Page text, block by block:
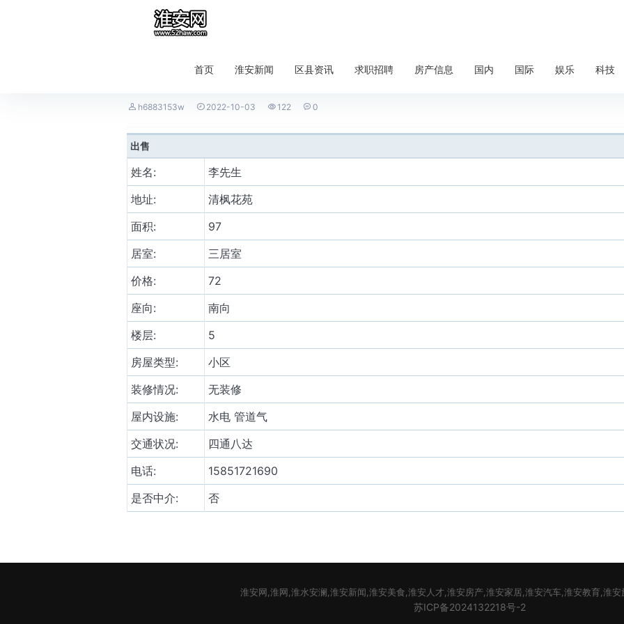
首页 淮安新闻 区县资讯 求职招聘 房产信息 国内 国际 娱乐 科技
 h6883153w  2022-10-03 122  0
出售
姓名:
李先生
地址:
清枫花苑
面积:
97
居室:
三居室
价格:
72
座向:
南向
楼层:
5
房屋类型:
小区
装修情况:
无装修
屋内设施:
水电 管道气
交通状况:
四通八达
电话:
15851721690
是否中介:
否
淮安网,淮网,淮水安澜,淮安新闻,淮安美食,淮安人才,淮安房产,淮安家居,淮安汽车,淮安教育,淮安
苏ICP备2024132218号-2